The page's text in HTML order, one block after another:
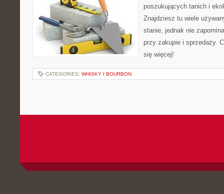
poszukujących tanich i
Znajdziesz tu wiele
stanie, jednak nie
przy zakupie i sprzedaży.
się więcej!
CATEGORIES: WHISKY I BOURBON